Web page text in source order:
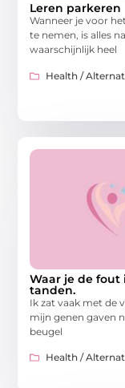
Leren parkeren
Wanneer je voor
te nemen, is alles
waarschijnlijk heel
Health /
Waar je de
tanden.
Ik zat vaak met de
mijn genen gaven
beugel
Health /